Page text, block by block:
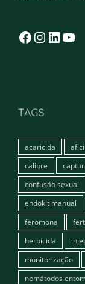
TAGS
acaricida
calibre
confusão sexual
endokit manual
feromona
herbicida
monitorização
nemátodos